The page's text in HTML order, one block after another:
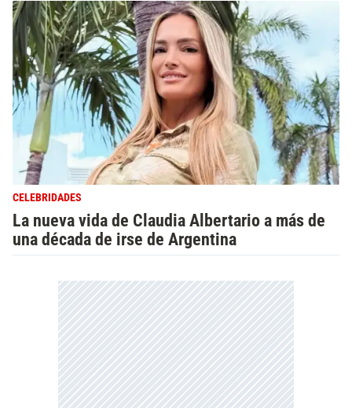
CELEBRIDADES
La nueva vida de Claudia Albertario a más de
una década de irse de Argentina